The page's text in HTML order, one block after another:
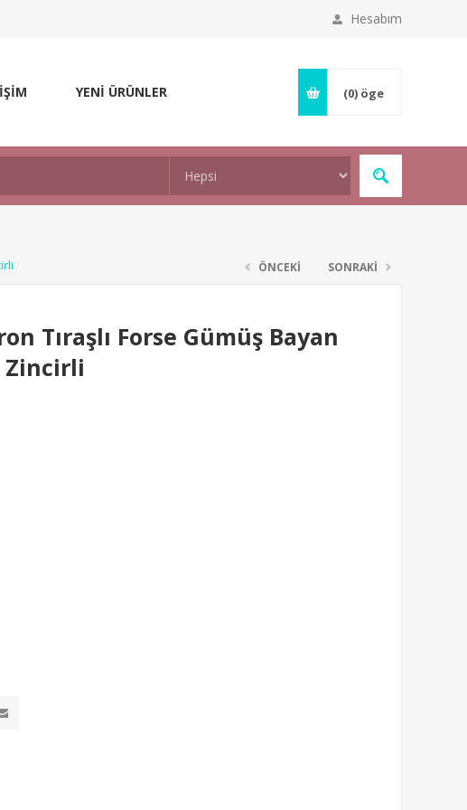
Hesabım
YENİ ÜRÜNLER (0) öge
ÖNCEKİ SONRAKİ
Tıraşlı Forse Gümüş Bayan
Zincirli